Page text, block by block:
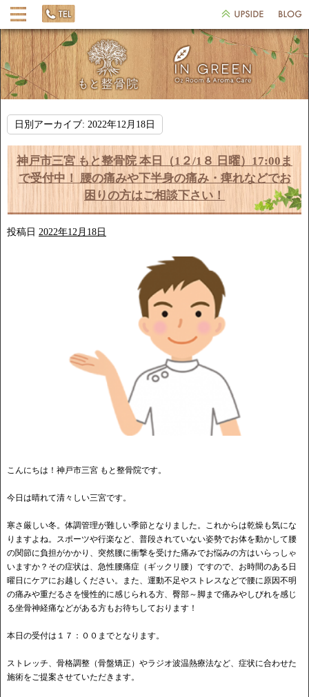
日別アーカイブ: 2022年12月18日
神戸市三宮 もと整骨院 本日（1２/1８ 日曜）17:00ま
で受付中！ 腰の痛みや下半身の痛み・痺れなどでお
困りの方はご相談下さい！
投稿日 2022年12月18日
こんにちは！神戸市三宮 もと整骨院です。
今日は晴れて清々しい三宮です。
寒さ厳しい冬。体調管理が難しい季節となりました。これからは乾燥も気にな
りますよね。スポーツや行楽など、普段されていない姿勢でお体を動かして腰
の関節に負担がかかり、突然腰に衝撃を受けた痛みでお悩みの方はいらっしゃ
いますか？その症状は、急性腰痛症（ギックリ腰）ですので、お時間のある日
曜日にケアにお越しください。また、運動不足やストレスなどで腰に原因不明
の痛みや重だるさを慢性的に感じられる方、臀部～脚まで痛みやしびれを感じ
る坐骨神経痛などがある方もお待ちしております！
本日の受付は１７：００までとなります。
ストレッチ、骨格調整（骨盤矯正）やラジオ波温熱療法など、症状に合わせた
施術をご提案させていただきます。